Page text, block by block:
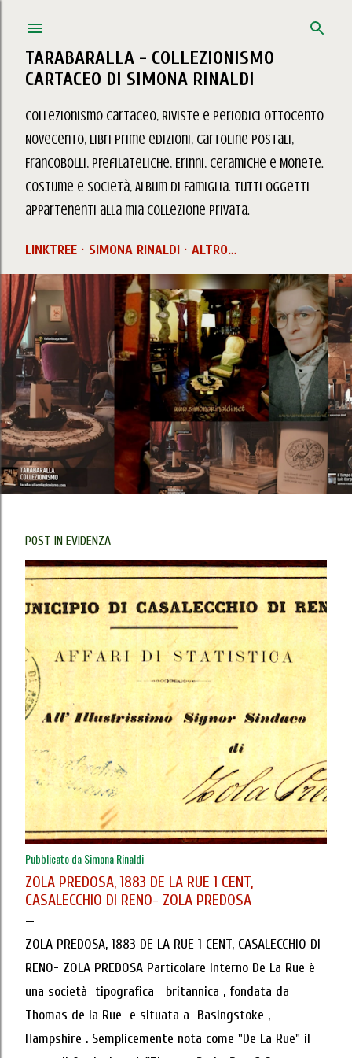
TARABARALLA - COLLEZIONISMO
CARTACEO DI SIMONA RINALDI
Collezionismo Cartaceo, Riviste e Periodici Ottocento
Novecento, Libri prime edizioni, Cartoline Postali,
Francobolli, Prefilateliche, Erinni, Ceramiche e Monete.
Costume e Società, Album di Famiglia. Tutti oggetti
appartenenti alla mia collezione privata.
LINKTREE SIMONA RINALDI ALTRO…
P
o
s
t
POST IN EVIDENZA
Pubblicato daSimona Rinaldi
ZOLA PREDOSA, 1883 DE LA RUE 1 CENT,
CASALECCHIO DI RENO- ZOLA PREDOSA
ZOLA PREDOSA, 1883 DE LA RUE 1 CENT, CASALECCHIO DI
RENO- ZOLA PREDOSA Particolare Interno De La Rue è
una società tipografica britannica , fondata da
Thomas de la Rue e situata a Basingstoke ,
Hampshire . Semplicemente nota come "De La Rue" il